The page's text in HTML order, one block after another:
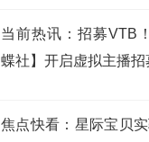
当前热讯：招募VTB
蝶社】开启虚拟主播招
焦点快看：星际宝贝